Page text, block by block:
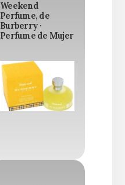
Weekend
Perfume, de
Burberry ·
Perfume de Mujer